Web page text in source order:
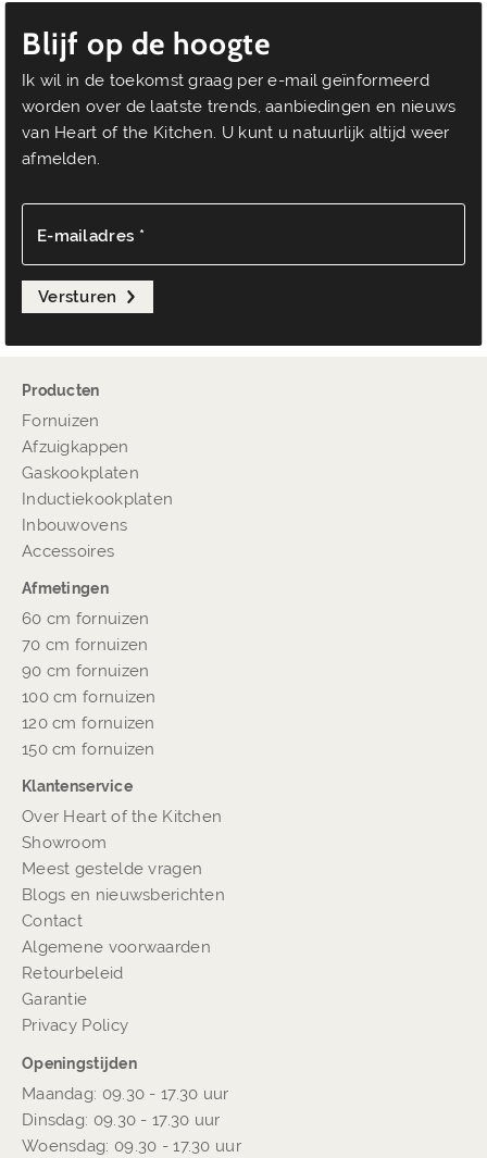
Blijf op de hoogte
Ik wil in de toekomst graag per e-mail geïnformeerd
worden over de laatste trends, aanbiedingen en nieuws
van Heart of the Kitchen. U kunt u natuurlijk altijd weer
afmelden.
E-mailadres *
Versturen
Producten
Fornuizen
Afzuigkappen
Gaskookplaten
Inductiekookplaten
Inbouwovens
Accessoires
Afmetingen
60 cm fornuizen
70 cm fornuizen
90 cm fornuizen
100 cm fornuizen
120 cm fornuizen
150 cm fornuizen
Klantenservice
Over Heart of the Kitchen
Showroom
Meest gestelde vragen
Blogs en nieuwsberichten
Contact
Algemene voorwaarden
Retourbeleid
Garantie
Privacy Policy
Openingstijden
Maandag: 09.30 - 17.30 uur
Dinsdag: 09.30 - 17.30 uur
Woensdag: 09.30 - 17.30 uur